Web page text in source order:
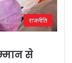
राजनीति
से